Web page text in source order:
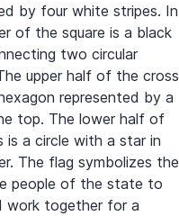
by four white stripes. In
of the square is a black
two circular
upper half of the cross
represented by a
top. The lower half of
is a circle with a star in
The flag symbolizes the
people of the state to
work together for a